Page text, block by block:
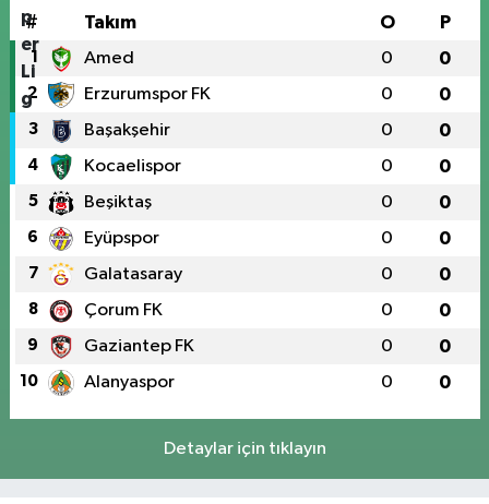
# Takım O P
1 Amed 0 0
2 Erzurumspor FK 0 0
3 Başakşehir 0 0
4 Kocaelispor 0 0
5 Beşiktaş 0 0
6 Eyüpspor 0 0
7 Galatasaray 0 0
8 Çorum FK 0 0
9 Gaziantep FK 0 0
10 Alanyaspor 0 0
Detaylar için tıklayın